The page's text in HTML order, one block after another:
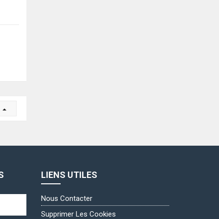
LIENS UTILES
Nous Contacter
Supprimer Les Cookies